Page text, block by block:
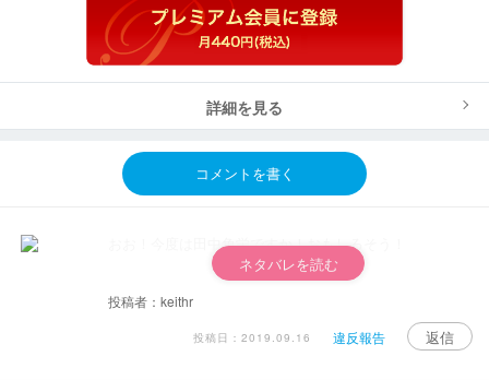
詳細を見る
コメントを書く
おお！今度は田中角栄ですか！おもしろそう！
ネタバレを読む
投稿者：keithr
投稿日：2019.09.16 違反報告 返信